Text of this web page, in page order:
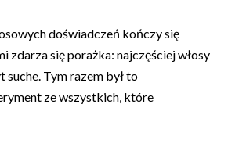
doświadczeń kończy się
zdarza się porażka: najczęściej włosy
suche. Tym razem był to
ze wszystkich, które